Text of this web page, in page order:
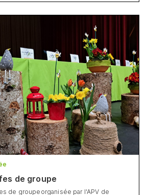
de groupe
de groupeorganisée par l'APV de